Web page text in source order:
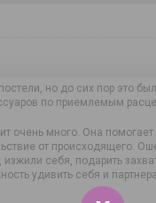
но до сих пор это
по приемлемым
очень много. Она
от происходящего.
изжили себя, подарить
удивить себя и